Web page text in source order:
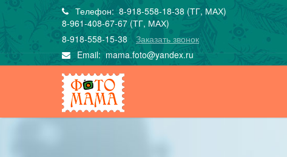
Телефон: 8-918-558-18-38 (ТГ, МАХ)
8-961-408-67-67 (ТГ, МАХ)
8-918-558-15-38
Заказать звонок
Email:mama.foto@yandex.ru
ПОДАРОЧНЫЙ